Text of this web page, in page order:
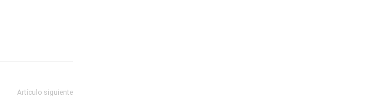
Artículo siguiente